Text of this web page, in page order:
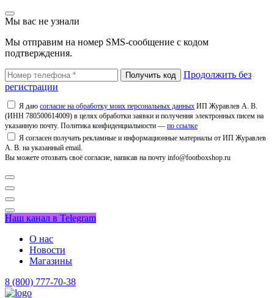
Мы вас не узнали
Мы отправим на номер SMS-сообщение с кодом
подтверждения.
Продолжить без
регистрации
Я даю согласие на обработку моих персональных данных ИП Журавлев А. В.
(ИНН 780500614009) в целях обработки заявки и получения электронных писем на
указанную почту. Политика конфиденциальности — по ссылке
Я согласен получать рекламные и информационные материалы от ИП Журавлев
А. В. на указанный email.
Вы можете отозвать своё согласие, написав на почту info@footboxshop.ru
Наш канал в Telegram
О нас
Новости
Магазины
8 (800) 777-70-38